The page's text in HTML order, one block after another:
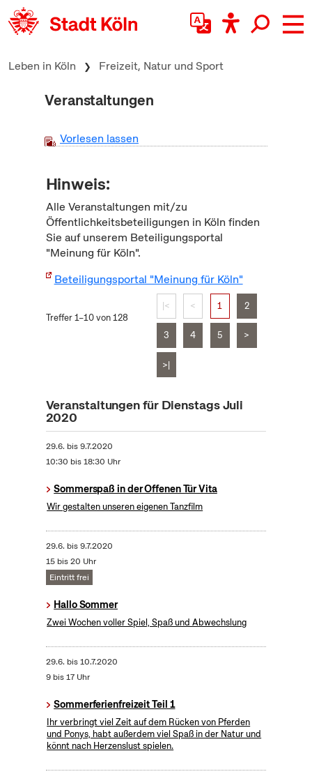
zum Inhalt springen
Leben in Köln Freizeit, Natur und Sport
Veranstaltungen
Vorlesen lassen
Hinweis:
Alle Veranstaltungen mit/zu
Öffentlichkeitsbeteiligungen in Köln finden
Sie auf unserem Beteiligungsportal
"Meinung für Köln".
Beteiligungsportal "Meinung für Köln"
Treffer 1–10 von 128
|< < 1 2
3 4 5 >
>|
Veranstaltungen für Dienstags Juli
2020
29.6. bis9.7.2020
10:30 bis 18:30 Uhr
Sommerspaß in der Offenen Tür Vita
Wir gestalten unseren eigenen Tanzfilm
29.6. bis9.7.2020
15 bis 20 Uhr
Eintritt frei
Hallo Sommer
Zwei Wochen voller Spiel, Spaß und Abwechslung
29.6. bis10.7.2020
9 bis 17 Uhr
Sommerferienfreizeit Teil 1
Ihr verbringt viel Zeit auf dem Rücken von Pferden
und Ponys, habt außerdem viel Spaß in der Natur und
könnt nach Herzenslust spielen.